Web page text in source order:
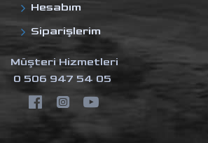
Hesabım
Siparişlerim
Müşteri Hizmetleri
0 506 947 54 05